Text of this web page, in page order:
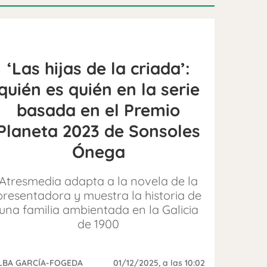
‘Las hijas de la criada’:
es quién en la serie
basada en el Premio
2023 de Sonsoles
Ónega
adapta a la novela de la
y muestra la historia de
familia ambientada en la Galicia
de 1900
GARCÍA-FOGEDA 01/12/2025, a las 10:02